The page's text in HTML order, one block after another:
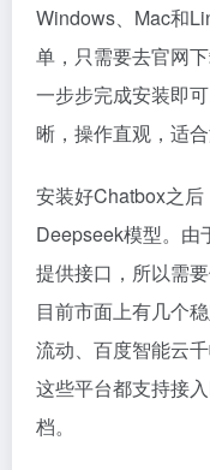
Windows、Mac和
单，只需要去官网
一步步完成安装即
晰，操作直观，适
安装好Chatbox之
Deepseek模型。由
提供接口，所以需
目前市面上有几个
流动、百度智能云
这些平台都支持接
档。